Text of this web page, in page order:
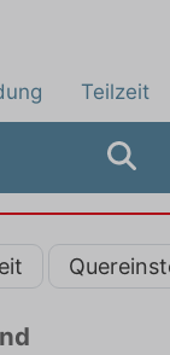
Teilzeit